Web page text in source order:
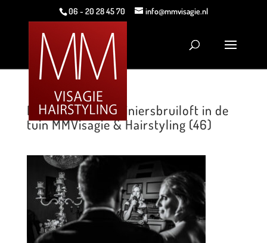
06 - 20 28 45 70 info@mmvisagie.nl
Romantische mariniersbruiloft in de
tuin MMVisagie & Hairstyling (46)